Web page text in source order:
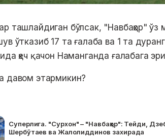
ташлайдиган бўлсак, "Навбаҳор"
ўтказиб 17 та ғалаба ва 1 та
ҳеч қачон Наманганда ғалабага
давом этармикин?
Суперлига. "Сурхон" – "Навбаҳор": Тейди,
Шербўтаев ва Жалолиддинов захирада